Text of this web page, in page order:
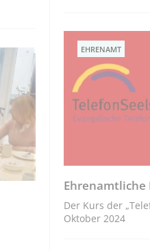
EHRENAMT
Der Kurs der
Oktober 2024